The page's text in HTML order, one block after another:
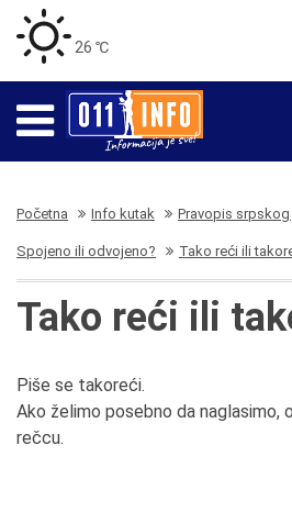
26 ℃
Početna Info kutak Pravopis srpskog
Spojeno ili odvojeno? Tako reći ili
Tako reći ili
Piše se takoreći.
Ako želimo posebno da naglasimo,
rečcu.